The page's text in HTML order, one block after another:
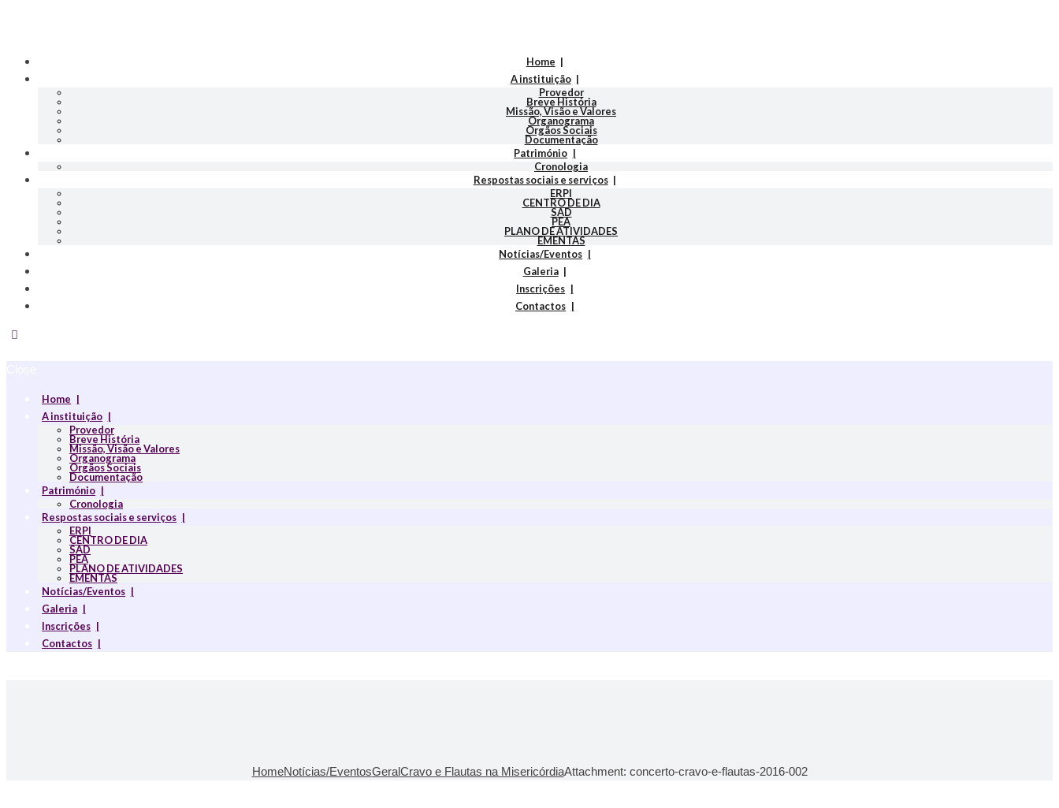
Home
A instituição
Provedor
Breve História
Missão, Visão e Valores
Organograma
Orgãos Sociais
Documentação
Património
Cronologia
Respostas sociais e serviços
ERPI
CENTRO DE DIA
SAD
PEA
PLANO DE ATIVIDADES
EMENTAS
Notícias/Eventos
Galeria
Inscrições
Contactos
Home
A instituição
Provedor
Breve História
Missão, Visão e Valores
Organograma
Orgãos Sociais
Documentação
Património
Cronologia
Respostas sociais e serviços
ERPI
CENTRO DE DIA
SAD
PEA
PLANO DE ATIVIDADES
EMENTAS
Notícias/Eventos
Galeria
Inscrições
Contactos
HomeNotícias/EventosGeralCravo e Flautas na MisericórdiaAttachment: concerto-cravo-e-flautas-2016-002